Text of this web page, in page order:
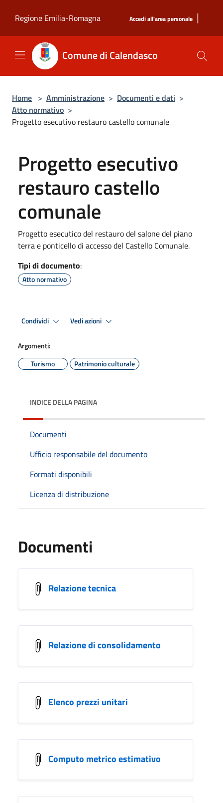
Regione Emilia-Romagna
Accedi all'area personale |
Comune di Calendasco
Home > Amministrazione > Documenti e dati >
Atto normativo >
Progetto esecutivo restauro castello comunale
Progetto esecutivo
restauro castello
comunale
Progetto esecutico del restauro del salone del piano
terra e ponticello di accesso del Castello Comunale.
Tipi di documento:
Atto normativo
Condividi Vedi azioni
Argomenti:
Turismo
Patrimonio culturale
INDICE DELLA PAGINA
Documenti
Ufficio responsabile del documento
Formati disponibili
Licenza di distribuzione
Documenti
Relazione tecnica
Relazione di consolidamento
Elenco prezzi unitari
Computo metrico estimativo